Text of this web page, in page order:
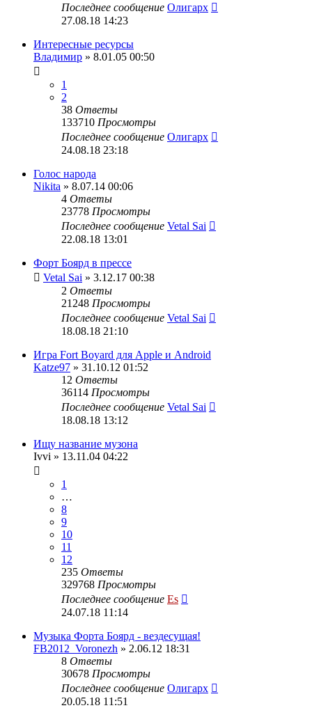
Последнее сообщение Олигарх
27.08.18 14:23
Интересные ресурсы
Владимир » 8.01.05 00:50
1
2
38 Ответы
133710 Просмотры
Последнее сообщение Олигарх
24.08.18 23:18
Голос народа
Nikita » 8.07.14 00:06
4 Ответы
23778 Просмотры
Последнее сообщение Vetal Sai
22.08.18 13:01
Форт Боярд в прессе
Vetal Sai » 3.12.17 00:38
2 Ответы
21248 Просмотры
Последнее сообщение Vetal Sai
18.08.18 21:10
Игра Fort Boyard для Apple и Android
Katze97 » 31.10.12 01:52
12 Ответы
36114 Просмотры
Последнее сообщение Vetal Sai
18.08.18 13:12
Ищу название музона
Ivvi » 13.11.04 04:22
1
…
8
9
10
11
12
235 Ответы
329768 Просмотры
Последнее сообщение Es
24.07.18 11:14
Музыка Форта Боярд - вездесущая!
FB2012_Voronezh » 2.06.12 18:31
8 Ответы
30678 Просмотры
Последнее сообщение Олигарх
20.05.18 11:51